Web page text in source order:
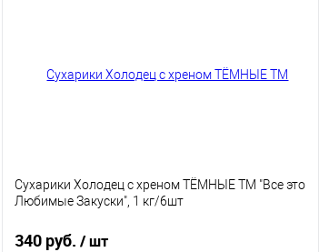
Сухарики Холодец с хреном ТЁМНЫЕ ТМ "Все это
Любимые Закуски", 1 кг/6шт
340 руб. / шт